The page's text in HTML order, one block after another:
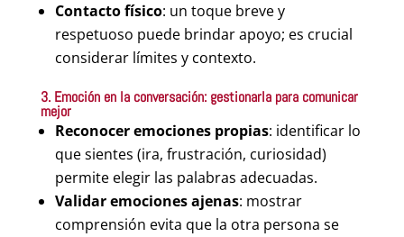
Contacto físico: un toque breve y
respetuoso puede brindar apoyo; es crucial
considerar límites y contexto.
3. Emoción en la conversación: gestionarla para comunicar
mejor
Reconocer emociones propias: identificar lo
que sientes (ira, frustración, curiosidad)
permite elegir las palabras adecuadas.
Validar emociones ajenas: mostrar
comprensión evita que la otra persona se